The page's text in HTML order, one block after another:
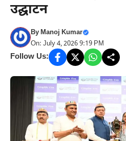
उद्घाटन
ByManoj Kumar
On: July 4, 2026 9:19 PM
Follow Us: